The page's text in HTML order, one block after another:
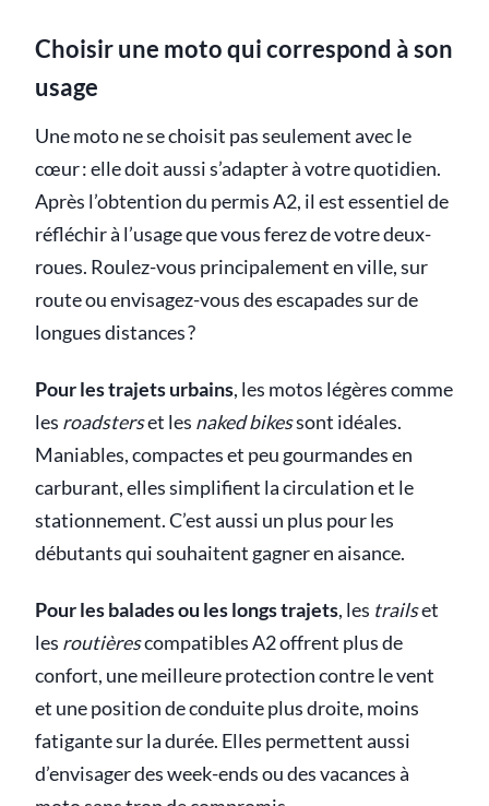
Choisir une moto qui correspond à son
usage
Une moto ne se choisit pas seulement avec le
cœur : elle doit aussi s’adapter à votre quotidien.
Après l’obtention du permis A2, il est essentiel de
réfléchir à l’usage que vous ferez de votre deux-
roues. Roulez-vous principalement en ville, sur
route ou envisagez-vous des escapades sur de
longues distances ?
Pour les trajets urbains, les motos légères comme
les roadsterset les naked bikessont idéales.
Maniables, compactes et peu gourmandes en
carburant, elles simplifient la circulation et le
stationnement. C’est aussi un plus pour les
débutants qui souhaitent gagner en aisance.
Pour les balades ou les longs trajets, les trailset
les routièrescompatibles A2 offrent plus de
confort, une meilleure protection contre le vent
et une position de conduite plus droite, moins
fatigante sur la durée. Elles permettent aussi
d’envisager des week-ends ou des vacances à